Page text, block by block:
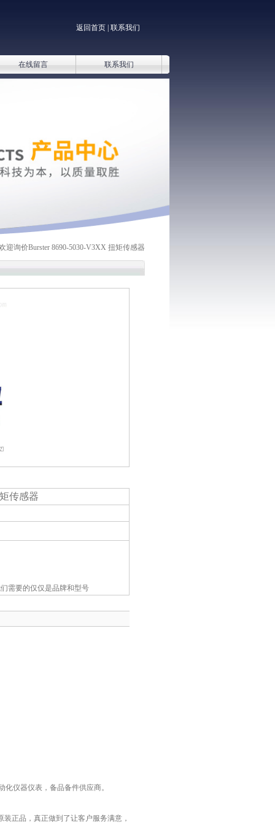
返回首页 联系我们
在线留言 联系我们
迎询价Burster 8690-5030-V3XX 扭矩传感器
传感器
需要的仅仅是品牌和型号
化仪器仪表，备品备件供应商。
正品，真正做到了让客户服务满意，